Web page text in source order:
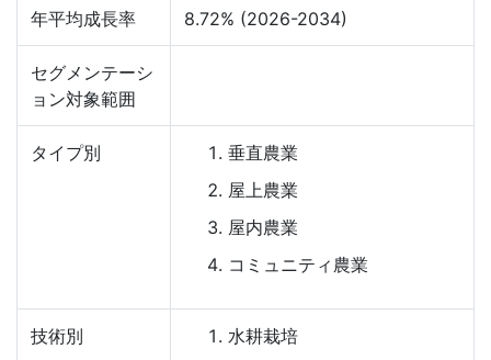
年平均成長率 8.72% (2026-2034)
セグメンテーシ
ョン対象範囲
タイプ別
垂直農業
屋上農業
屋内農業
コミュニティ農業
技術別
水耕栽培